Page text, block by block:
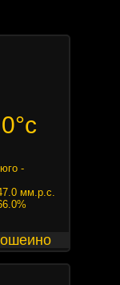
-
мм.р.с.